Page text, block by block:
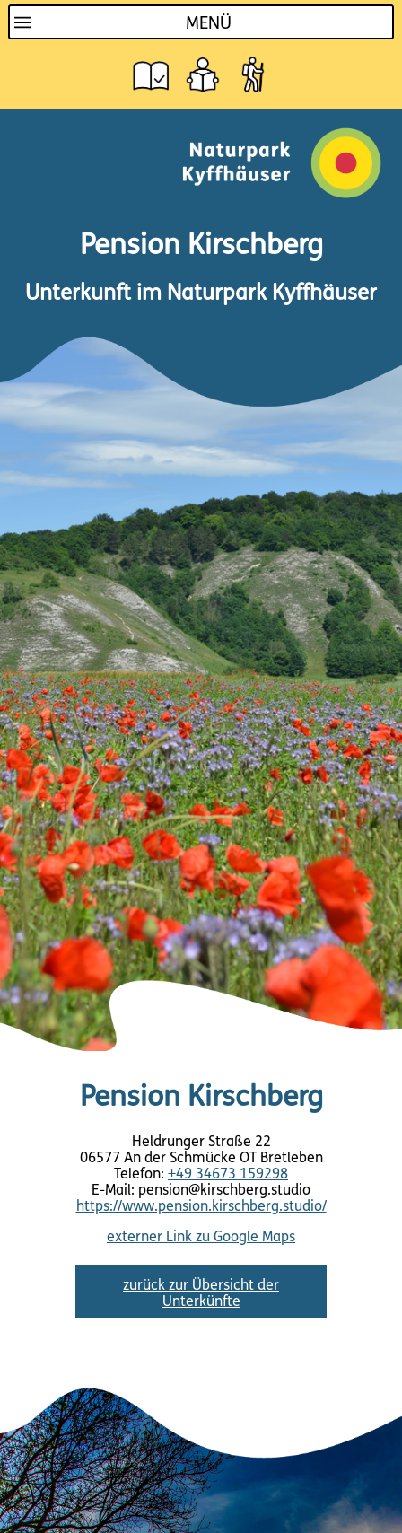
MENÜ
Pension Kirschberg
Unterkunft im Naturpark Kyffhäuser
Pension Kirschberg
Heldrunger Straße 22
06577 An der Schmücke OT Bretleben
Telefon: +49 34673 159298
E-Mail: pension@kirschberg.studio
https://www.pension.kirschberg.studio/
externer Link zu Google Maps
zurück zur Übersicht der
Unterkünfte